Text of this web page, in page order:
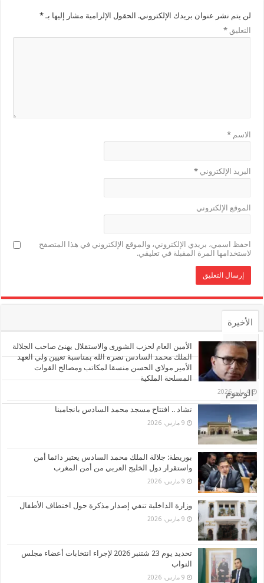
لن يتم نشر عنوان بريدك الإلكتروني. الحقول الإلزامية مشار إليها بـ*
التعليق*
الاسم*
البريد الإلكتروني*
الموقع الإلكتروني
احفظ اسمي، بريدي الإلكتروني، والموقع الإلكتروني في هذا المتصفح
لاستخدامها المرة المقبلة في تعليقي.
الأخيرة
الأشهر
تعليقات
الوسوم
الأمين العام لحزب الشورى والاستقلال يهنئ صاحب الجلالة
الملك محمد السادس نصره الله بمناسبة تعيين ولي العهد
الأمير مولاي الحسن منسقا لمكاتب ومصالح القوات
المسلحة الملكية
4 مايو، 2026
تشاد .. افتتاح مسجد محمد السادس بانجامينا
9 مارس، 2026
بوريطة: جلالة الملك محمد السادس يعتبر دائما أمن
واستقرار دول الخليج العربي من أمن المغرب
9 مارس، 2026
وزارة الداخلية تنفي إصدار مذكرة حول اختطاف الأطفال
9 مارس، 2026
تحديد يوم 23 شتنبر 2026 لإجراء انتخابات أعضاء مجلس
النواب
9 مارس، 2026